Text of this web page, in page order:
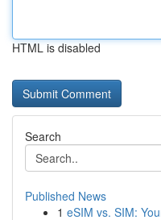
HTML is disabled
Search
Published News
1 eSIM vs. SIM: